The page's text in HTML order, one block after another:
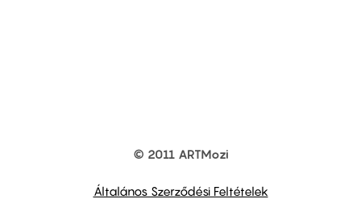
© 2011 ARTMozi
Általános Szerződési Feltételek